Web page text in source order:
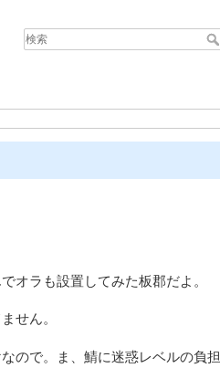
オラも設置してみた板郡だよ。
せん。
ので。ま、鯖に迷惑レベルの負担